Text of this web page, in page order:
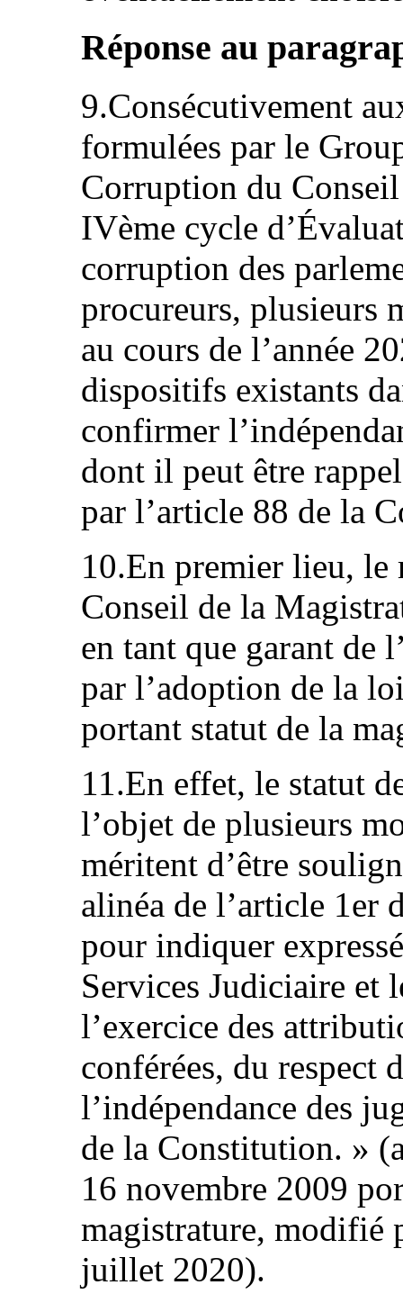
Réponse au
9.Consécutivement
formulées par le
Corruption du
IVème cycle
corruption des
procureurs, plusieurs
au cours de l’année
dispositifs existants
confirmer
dont il peut être
par l’article 88 de la
10.En premier lieu,
Conseil de la
en tant que garant de
par l’adoption de la
portant statut de la
11.En effet, le statut
l’objet de plusieurs
méritent d’être
alinéa de l’article 1er
pour indiquer
Services Judiciaire et
l’exercice des
conférées, du respect
l’indépendance des
de la Constitution. »
16 novembre 2009
magistrature, modifié
juillet 2020).